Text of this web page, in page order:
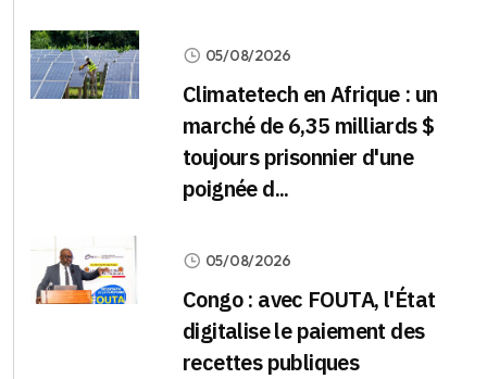
05/08/2026
Climatetech en Afrique : un
marché de 6,35 milliards $
toujours prisonnier d'une
poignée d...
05/08/2026
Congo : avec FOUTA, l'État
digitalise le paiement des
recettes publiques